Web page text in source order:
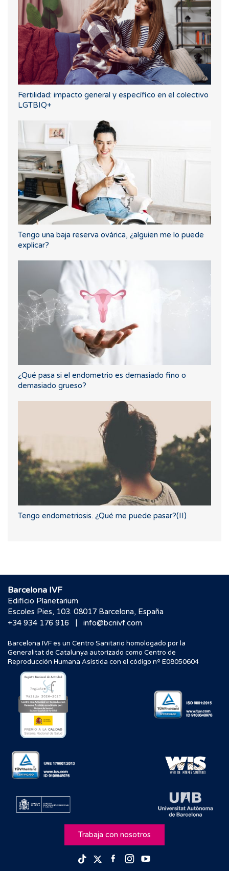
Fertilidad: impacto general y específico en el colectivo
LGTBIQ+
Tengo una baja reserva ovárica, ¿alguien me lo puede
explicar?
¿Qué pasa si el endometrio es demasiado fino o
demasiado grueso?
Tengo endometriosis. ¿Qué me puede pasar?(II)
Barcelona IVF
Edificio Planetarium
Escoles Pies, 103. 08017 Barcelona, España
+34 934 176 916
| info@bcnivf.com
Barcelona IVF es un Centro Sanitario homologado por la
Generalitat de Catalunya autorizado como Centro de
Reproducción Humana Asistida con el código nº E08050604
Trabaja con nosotros
TikTokTwitterFacebook
Instagram